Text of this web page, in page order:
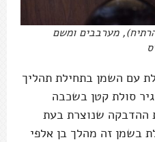
מערבבים ומשם
עם השמן בתחילת תהליך
סולת קטן בשכבה
ההדבקה שנוצרת בעת
בשמן זה מהלך בן אלפי